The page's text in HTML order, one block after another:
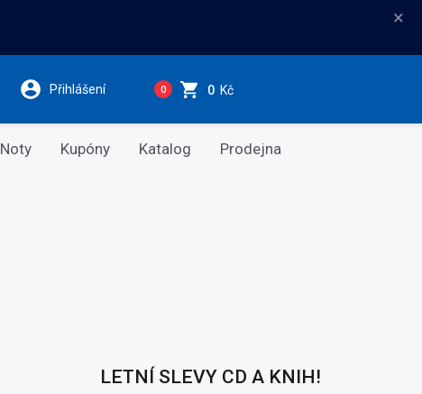
×
Přihlášení 0 0 Kč
Noty Kupóny Katalog Prodejna
LETNÍ SLEVY CD A KNIH!